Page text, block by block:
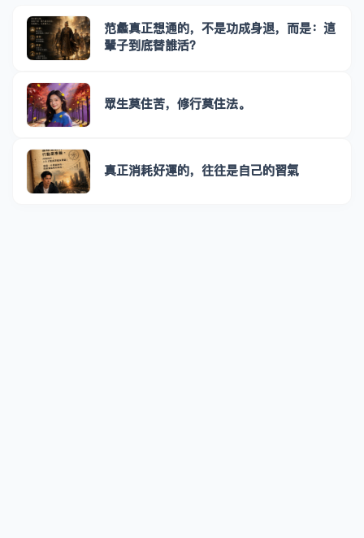
范蠡真正想通的，不是功成身退，而是：這
輩子到底替誰活？
眾生莫住苦，修行莫住法。
真正消耗好運的，往往是自己的習氣